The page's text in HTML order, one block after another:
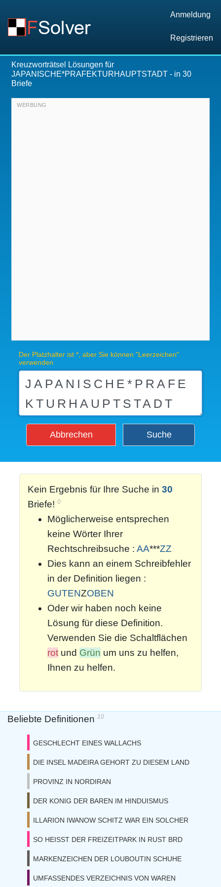
Anmeldung
Registrieren
Kreuzworträtsel Lösungen für
JAPANISCHE*PRAFEKTURHAUPTSTADT - in 30
Briefe
Der Platzhalter ist *, aber Sie können "Leerzeichen"
verwenden
Abbrechen Suche
Kein Ergebnis für Ihre Suche in 30
Briefe! 0
Möglicherweise entsprechen
keine Wörter Ihrer
Rechtschreibsuche : AA***ZZ
Dies kann an einem Schreibfehler
in der Definition liegen :
GUTENZOBEN
Oder wir haben noch keine
Lösung für diese Definition.
Verwenden Sie die Schaltflächen
rot und Grün um uns zu helfen,
Ihnen zu helfen.
Beliebte Definitionen 10
GESCHLECHT EINES WALLACHS
DIE INSEL MADEIRA GEHORT ZU DIESEM LAND
PROVINZ IN NORDIRAN
DER KONIG DER BAREN IM HINDUISMUS
ILLARION IWANOW SCHITZ WAR EIN SOLCHER
SO HEISST DER FREIZEITPARK IN RUST BRD
MARKENZEICHEN DER LOUBOUTIN SCHUHE
UMFASSENDES VERZEICHNIS VON WAREN